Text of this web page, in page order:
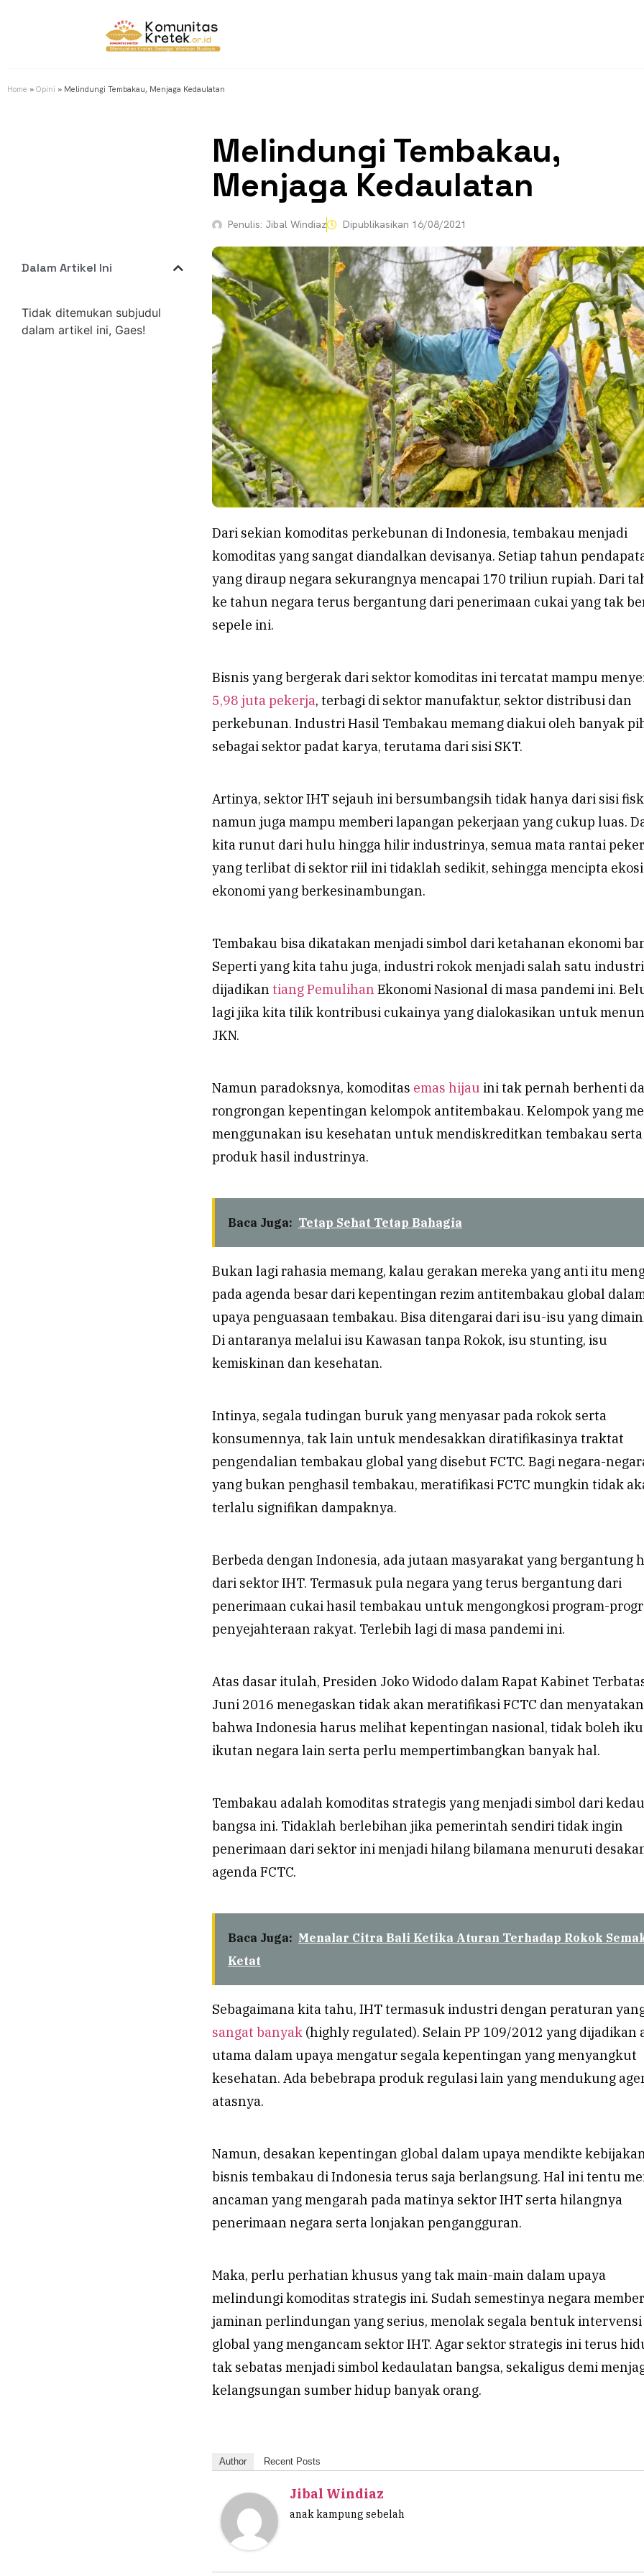
Home » Opini » Melindungi Tembakau, Menjaga Kedaulatan
Melindungi Tembakau,
Menjaga Kedaulatan
Penulis: Jibal Windiaz Dipublikasikan 16/08/2021
Dalam Artikel Ini
Tidak ditemukan subjudul
dalam artikel ini, Gaes!
Dari sekian komoditas perkebunan di Indonesia, tembakau menjadi
komoditas yang sangat diandalkan devisanya. Setiap tahun
yang diraup negara sekurangnya mencapai 170 triliun rupiah. Dari
ke tahun negara terus bergantung dari penerimaan cukai yang tak
sepele ini.
Bisnis yang bergerak dari sektor komoditas ini tercatat mampu
5,98 juta pekerja, terbagi di sektor manufaktur, sektor distribusi dan
perkebunan. Industri Hasil Tembakau memang diakui oleh banyak
sebagai sektor padat karya, terutama dari sisi SKT.
Artinya, sektor IHT sejauh ini bersumbangsih tidak hanya dari sisi
namun juga mampu memberi lapangan pekerjaan yang cukup luas.
kita runut dari hulu hingga hilir industrinya, semua mata rantai
yang terlibat di sektor riil ini tidaklah sedikit, sehingga mencipta
ekonomi yang berkesinambungan.
Tembakau bisa dikatakan menjadi simbol dari ketahanan ekonomi
Seperti yang kita tahu juga, industri rokok menjadi salah satu
dijadikan tiang Pemulihan Ekonomi Nasional di masa pandemi ini.
lagi jika kita tilik kontribusi cukainya yang dialokasikan untuk
JKN.
Namun paradoksnya, komoditas emas hijau ini tak pernah berhenti
rongrongan kepentingan kelompok antitembakau. Kelompok yang
menggunakan isu kesehatan untuk mendiskreditkan tembakau serta
produk hasil industrinya.
Baca Juga: Tetap Sehat Tetap Bahagia
Bukan lagi rahasia memang, kalau gerakan mereka yang anti itu
pada agenda besar dari kepentingan rezim antitembakau global
upaya penguasaan tembakau. Bisa ditengarai dari isu-isu yang
Di antaranya melalui isu Kawasan tanpa Rokok, isu stunting, isu
kemiskinan dan kesehatan.
Intinya, segala tudingan buruk yang menyasar pada rokok serta
konsumennya, tak lain untuk mendesakkan diratifikasinya traktat
pengendalian tembakau global yang disebut FCTC. Bagi negara-
yang bukan penghasil tembakau, meratifikasi FCTC mungkin tidak
terlalu signifikan dampaknya.
Berbeda dengan Indonesia, ada jutaan masyarakat yang bergantung
dari sektor IHT. Termasuk pula negara yang terus bergantung dari
penerimaan cukai hasil tembakau untuk mengongkosi program-
penyejahteraan rakyat. Terlebih lagi di masa pandemi ini.
Atas dasar itulah, Presiden Joko Widodo dalam Rapat Kabinet
Juni 2016 menegaskan tidak akan meratifikasi FCTC dan menyatakan
bahwa Indonesia harus melihat kepentingan nasional, tidak boleh
ikutan negara lain serta perlu mempertimbangkan banyak hal.
Tembakau adalah komoditas strategis yang menjadi simbol dari
bangsa ini. Tidaklah berlebihan jika pemerintah sendiri tidak ingin
penerimaan dari sektor ini menjadi hilang bilamana menuruti
agenda FCTC.
Baca Juga: Menalar Citra Bali Ketika Aturan Terhadap Rokok
Ketat
Sebagaimana kita tahu, IHT termasuk industri dengan peraturan
sangat banyak (highly regulated). Selain PP 109/2012 yang dijadikan
utama dalam upaya mengatur segala kepentingan yang menyangkut
kesehatan. Ada bebebrapa produk regulasi lain yang mendukung
atasnya.
Namun, desakan kepentingan global dalam upaya mendikte
bisnis tembakau di Indonesia terus saja berlangsung. Hal ini tentu
ancaman yang mengarah pada matinya sektor IHT serta hilangnya
penerimaan negara serta lonjakan pengangguran.
Maka, perlu perhatian khusus yang tak main-main dalam upaya
melindungi komoditas strategis ini. Sudah semestinya negara
jaminan perlindungan yang serius, menolak segala bentuk intervensi
global yang mengancam sektor IHT. Agar sektor strategis ini terus
tak sebatas menjadi simbol kedaulatan bangsa, sekaligus demi
kelangsungan sumber hidup banyak orang.
Author Recent Posts
Jibal Windiaz
anak kampung sebelah